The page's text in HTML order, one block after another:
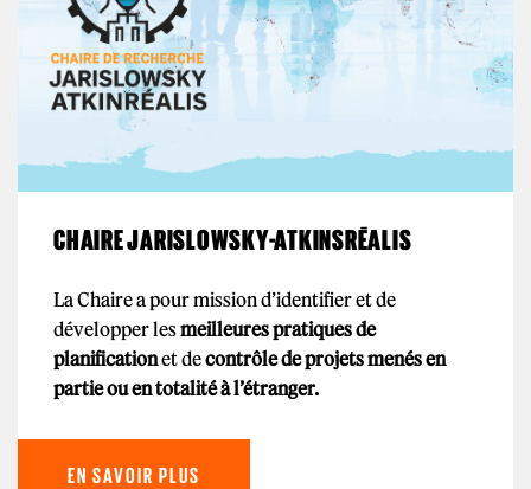
CHAIRE JARISLOWSKY-ATKINSRÉALIS
La Chaire a pour mission d’identifier et de
développer lesmeilleures pratiques de
planificationet decontrôle de projets menés en
partie ou en totalité à l’étranger.
EN SAVOIR PLUS